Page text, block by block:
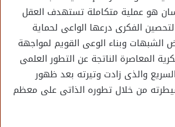
هو عملية متكاملة تستهدف العقل
الفكرى درعها الواعى لحماية
الشبهات وبناء الوعى القويم لمواجهة
المعاصرة الناتجة عن التطور العلمى
والذى زادت وتيرته بعد ظهور
من خلال تطوره الذاتى على معظم